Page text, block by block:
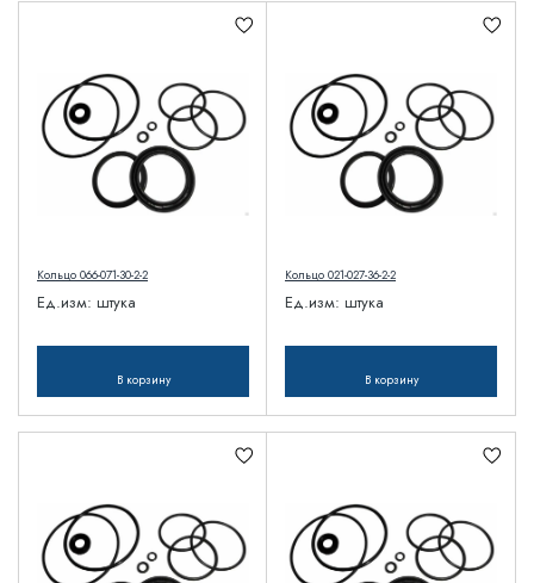
Кольцо 066-071-30-2-2
Ед.изм: штука
В корзину
Кольцо 021-027-36-2-2
Ед.изм: штука
В корзину